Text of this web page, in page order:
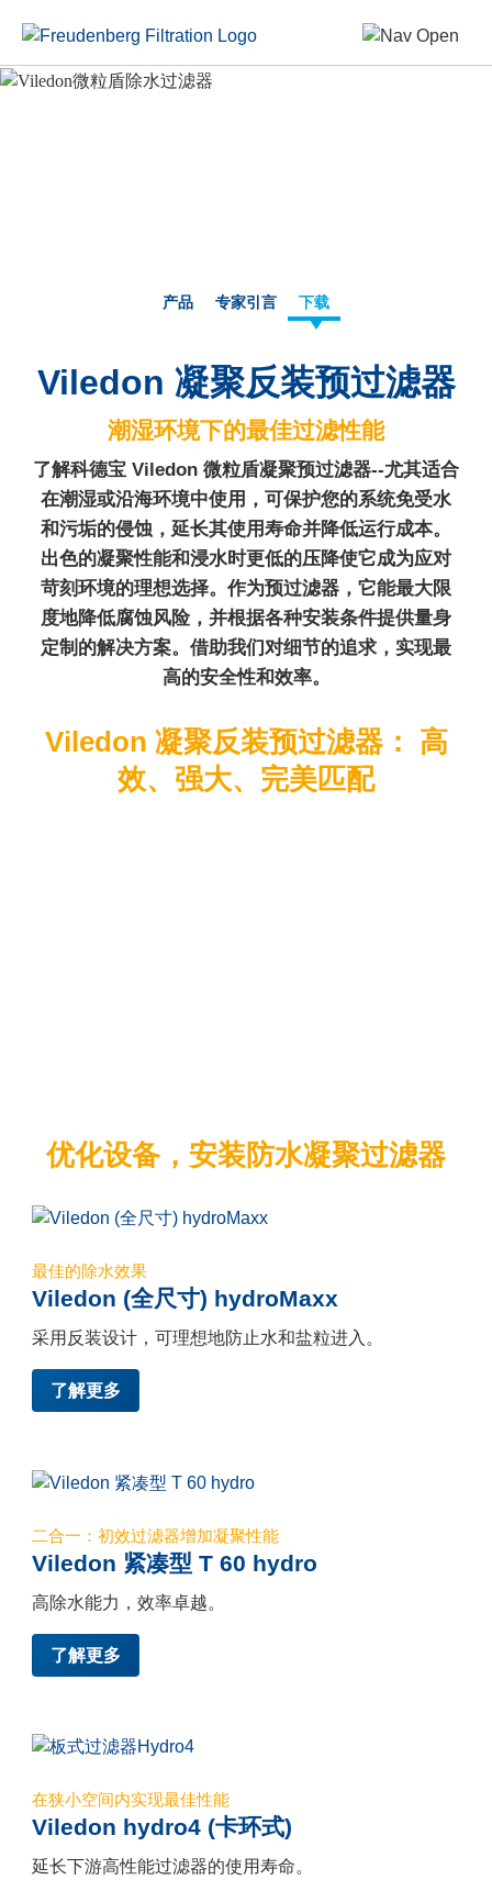
产品 专家引言 下载
Viledon 凝聚反装预过滤器
潮湿环境下的最佳过滤性能
了解科德宝 Viledon 微粒盾凝聚预过滤器--尤其适合
在潮湿或沿海环境中使用，可保护您的系统免受水
和污垢的侵蚀，延长其使用寿命并降低运行成本。
出色的凝聚性能和浸水时更低的压降使它成为应对
苛刻环境的理想选择。作为预过滤器，它能最大限
度地降低腐蚀风险，并根据各种安装条件提供量身
定制的解决方案。借助我们对细节的追求，实现最
高的安全性和效率。
Viledon 凝聚反装预过滤器： 高
效、强大、完美匹配
优化设备，安装防水凝聚过滤器
最佳的除水效果
Viledon (全尺寸) hydroMaxx
采用反装设计，可理想地防止水和盐粒进入。
了解更多
二合一：初效过滤器增加凝聚性能
Viledon 紧凑型 T 60 hydro
高除水能力，效率卓越。
了解更多
在狭小空间内实现最佳性能
Viledon hydro4 (卡环式)
延长下游高性能过滤器的使用寿命。